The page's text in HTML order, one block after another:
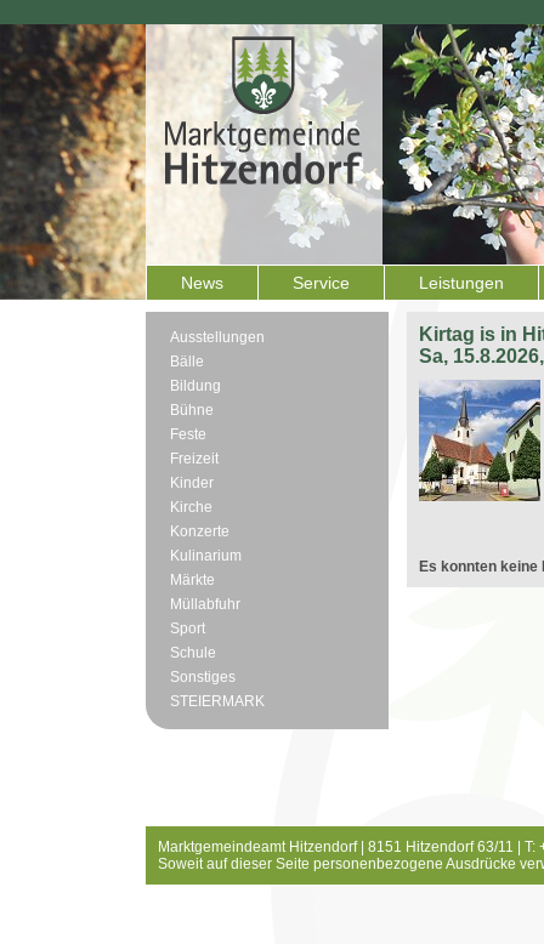
News Service Leistungen
Ausstellungen
Bälle
Bildung
Bühne
Feste
Freizeit
Kinder
Kirche
Konzerte
Kulinarium
Märkte
Müllabfuhr
Sport
Schule
Sonstiges
STEIERMARK
Kirtag is in
Sa,
Es konnten keine
Marktgemeindeamt Hitzendorf | 8151 Hitzendorf 63/11 |
Soweit auf dieser Seite personenbezogene Ausdrücke